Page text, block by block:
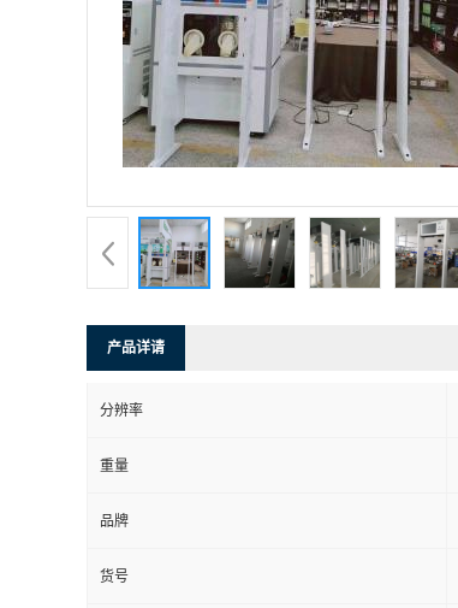
产品详请
分辨率
重量
品牌
货号